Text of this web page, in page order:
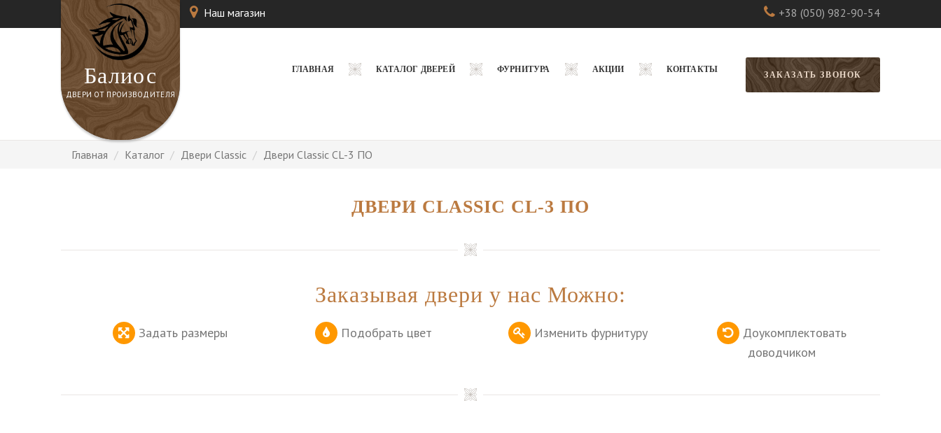
Балиос
ДВЕРИ ОТ ПРОИЗВОДИТЕЛЯ
Наш магазин +38 (050) 982-90-54
ГЛАВНАЯ КАТАЛОГ ДВЕРЕЙ ФУРНИТУРА АКЦИИ КОНТАКТЫ
ЗАКАЗАТЬ ЗВОНОК
Главная Каталог Двери Classic Двери Classic CL-3 ПО
ДВЕРИ CLASSIC CL-3 ПО
Заказывая двери у нас Можно:
Задать размеры Подобрать цвет Изменить фурнитуру
Доукомплектовать
доводчиком